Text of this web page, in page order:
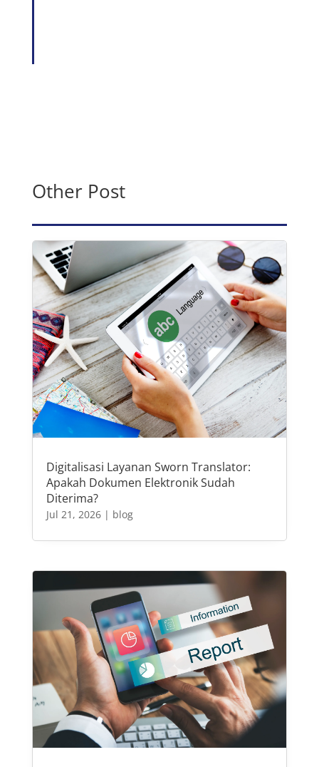
Other Post
Digitalisasi Layanan Sworn Translator:
Apakah Dokumen Elektronik Sudah
Diterima?
Jul 21, 2026| blog